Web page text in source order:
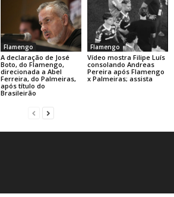
Flamengo
A declaração de José
Boto, do Flamengo,
direcionada a Abel
Ferreira, do Palmeiras,
após título do
Brasileirão
Flamengo
Vídeo mostra Filipe Luís
consolando Andreas
Pereira após Flamengo
x Palmeiras; assista